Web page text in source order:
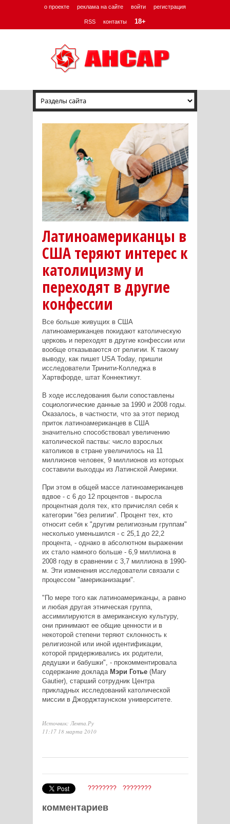
о проекте реклама на сайте войти регистрация
RSS контакты 18+
Латиноамериканцы в
США теряют интерес к
католицизму и
переходят в другие
конфессии
Все больше живущих в США
латиноамериканцев покидают католическую
церковь и переходят в другие конфессии или
вообще отказываются от религии. К такому
выводу, как пишет USA Today, пришли
исследователи Тринити-Колледжа в
Хартвфорде, штат Коннектикут.
В ходе исследования были сопоставлены
социологические данные за 1990 и 2008 годы.
Оказалось, в частности, что за этот период
приток латиноамериканцев в США
значительно способствовал увеличению
католической паствы: число взрослых
католиков в стране увеличилось на 11
миллионов человек, 9 миллионов из которых
составили выходцы из Латинской Америки.
При этом в общей массе латиноамериканцев
вдвое - с 6 до 12 процентов - выросла
процентная доля тех, кто причислял себя к
категории "без религии". Процент тех, кто
относит себя к "другим религиозным группам"
несколько уменьшился - с 25,1 до 22,2
процента, - однако в абсолютном выражении
их стало намного больше - 6,9 миллиона в
2008 году в сравнении с 3,7 миллиона в 1990-
м. Эти изменения исследователи связали с
процессом "американизации".
"По мере того как латиноамериканцы, а равно
и любая другая этническая группа,
ассимилируются в американскую культуру,
они принимают ее общие ценности и в
некоторой степени теряют склонность к
религиозной или иной идентификации,
которой придерживались их родители,
дедушки и бабушки", - прокомментировала
содержание доклада Мэри Готье(Mary
Gautier), старший сотрудник Центра
прикладных исследований католической
миссии в Джорджтаунском университете.
Источник: Лента.Ру
11:17 18 марта 2010
???????? ????????
комментариев